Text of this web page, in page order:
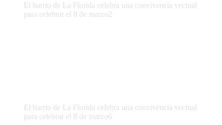
El barrio de La Florida celebra una convivencia vecinal
para celebrar el 8 de marzo2
El barrio de La Florida celebra una convivencia vecinal
para celebrar el 8 de marzo6